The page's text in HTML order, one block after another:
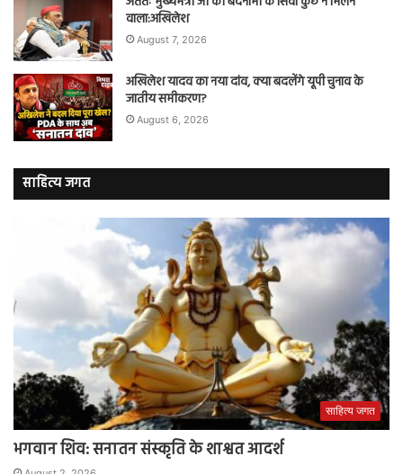
वाला:अखिलेश
August 7, 2026
अखिलेश यादव का नया दांव, क्या बदलेंगे यूपी चुनाव के
जातीय समीकरण?
August 6, 2026
साहित्य जगत
साहित्य जगत
भगवान शिव: सनातन संस्कृति के शाश्वत आदर्श